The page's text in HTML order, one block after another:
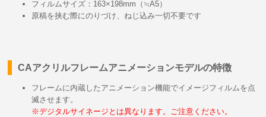
フィルムサイズ：163×198mm（≒A5）
原稿を挟む際にのりづけ、ねじ込み一切不要です
CAアクリルフレームアニメーションモデルの特徴
フレームに内蔵したアニメーション機能でイメージフィルムを点
滅させます。
※デジタルサイネージとは異なります。ご注意ください。